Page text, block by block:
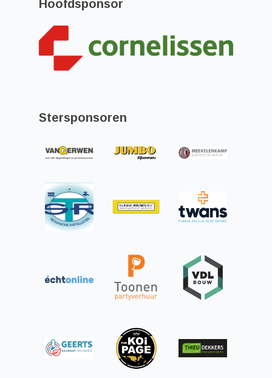
Hoofdsponsor
Stersponsoren